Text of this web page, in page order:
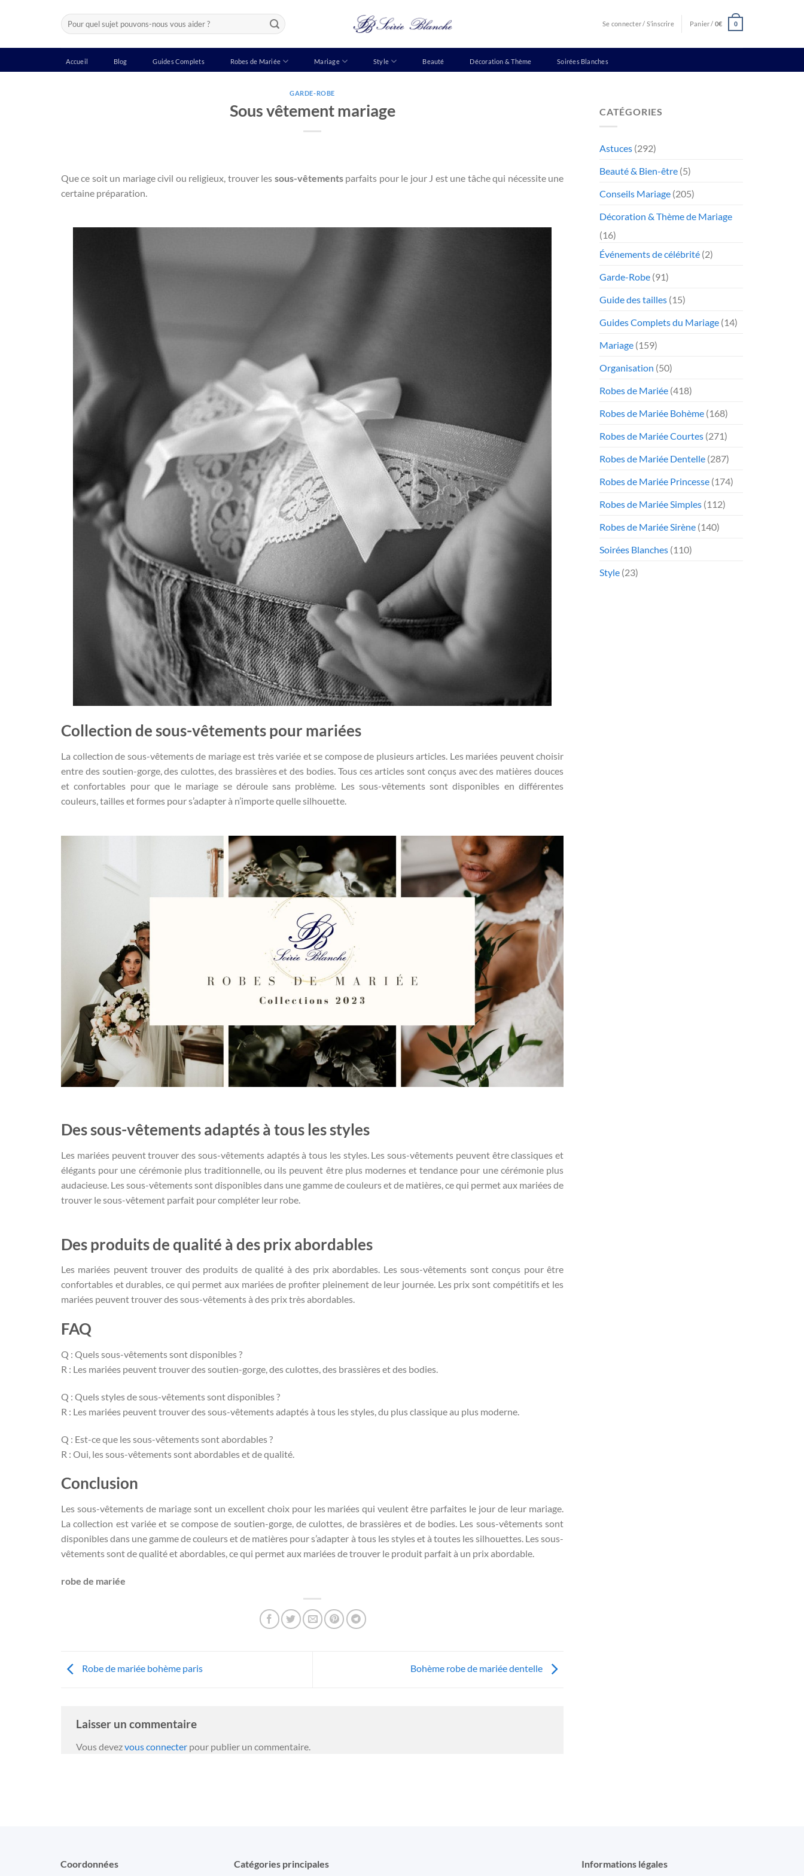
Recherche
pour :
Se connecter / S’inscrire Panier / 0€ 0
Accueil Blog Guides Complets Robes de Mariée Mariage Style Beauté Décoration & Thème Soirées Blanches
GARDE-ROBE
Sous vêtement mariage
Que ce soit un mariage civil ou religieux, trouver les sous-vêtementsparfaits pour le jour J est une tâche qui nécessite une
certaine préparation.
Collection de sous-vêtements pour mariées
La collection de sous-vêtements de mariage est très variée et se compose de plusieurs articles. Les mariées peuvent choisir
entre des soutien-gorge, des culottes, des brassières et des bodies. Tous ces articles sont conçus avec des matières douces
et confortables pour que le mariage se déroule sans problème. Les sous-vêtements sont disponibles en différentes
couleurs, tailles et formes pour s’adapter à n’importe quelle silhouette.
Des sous-vêtements adaptés à tous les styles
Les mariées peuvent trouver des sous-vêtements adaptés à tous les styles. Les sous-vêtements peuvent être classiques et
élégants pour une cérémonie plus traditionnelle, ou ils peuvent être plus modernes et tendance pour une cérémonie plus
audacieuse. Les sous-vêtements sont disponibles dans une gamme de couleurs et de matières, ce qui permet aux mariées de
trouver le sous-vêtement parfait pour compléter leur robe.
Des produits de qualité à des prix abordables
Les mariées peuvent trouver des produits de qualité à des prix abordables. Les sous-vêtements sont conçus pour être
confortables et durables, ce qui permet aux mariées de profiter pleinement de leur journée. Les prix sont compétitifs et les
mariées peuvent trouver des sous-vêtements à des prix très abordables.
FAQ
Q : Quels sous-vêtements sont disponibles ?
R : Les mariées peuvent trouver des soutien-gorge, des culottes, des brassières et des bodies.
Q : Quels styles de sous-vêtements sont disponibles ?
R : Les mariées peuvent trouver des sous-vêtements adaptés à tous les styles, du plus classique au plus moderne.
Q : Est-ce que les sous-vêtements sont abordables ?
R : Oui, les sous-vêtements sont abordables et de qualité.
Conclusion
Les sous-vêtements de mariage sont un excellent choix pour les mariées qui veulent être parfaites le jour de leur mariage.
La collection est variée et se compose de soutien-gorge, de culottes, de brassières et de bodies. Les sous-vêtements sont
disponibles dans une gamme de couleurs et de matières pour s’adapter à tous les styles et à toutes les silhouettes. Les sous-
vêtements sont de qualité et abordables, ce qui permet aux mariées de trouver le produit parfait à un prix abordable.
robe de mariée
Robe de mariée bohème paris Bohème robe de mariée dentelle
Laisser un commentaire
Vous devezvous connecter pour publier un commentaire.
CATÉGORIES
Astuces (292)
Beauté & Bien-être (5)
Conseils Mariage (205)
Décoration & Thème de Mariage
(16)
Événements de célébrité (2)
Garde-Robe (91)
Guide des tailles (15)
Guides Complets du Mariage (14)
Mariage (159)
Organisation (50)
Robes de Mariée (418)
Robes de Mariée Bohème (168)
Robes de Mariée Courtes (271)
Robes de Mariée Dentelle (287)
Robes de Mariée Princesse (174)
Robes de Mariée Simples (112)
Robes de Mariée Sirène (140)
Soirées Blanches (110)
Style (23)
Coordonnées Catégories principales Informations légales